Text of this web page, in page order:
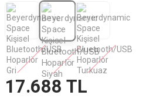
17.688 TL